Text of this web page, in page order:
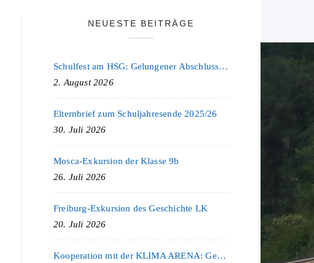
NEUESTE BEITRÄGE
Schulfest am HSG: Gelungener Abschluss eines ereignisreichen Schuljahres
2. August 2026
Elternbrief zum Schuljahresende 2025/26
30. Juli 2026
Mosca-Exkursion der Klasse 9b
26. Juli 2026
Freiburg-Exkursion des Geschichte LK
20. Juli 2026
Kooperation mit der KLIMA ARENA: Gemeinsam für Nachhaltigkeit und Klimaschutz